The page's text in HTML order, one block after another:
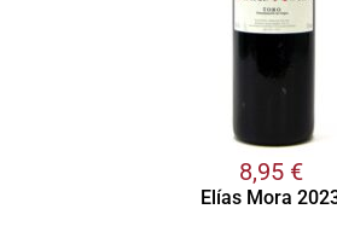
8,95 €
Elías Mora